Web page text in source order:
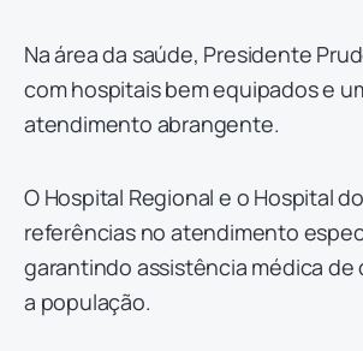
Na área da saúde, Presidente
com hospitais bem equipados e
atendimento abrangente.
O Hospital Regional e o Hospital
referências no atendimento
garantindo assistência médica de
a população.